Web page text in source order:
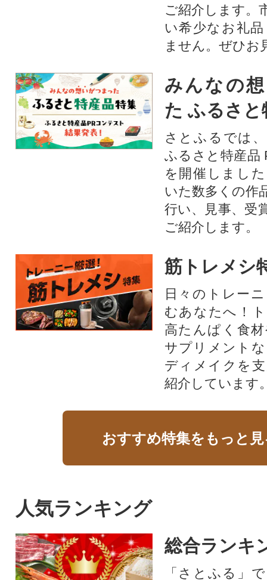
ご紹介します。
い希少なお礼
ません。ぜひお
みんなの
た ふるさと
さとふるでは
ふるさと特産品
を開催しまし
いた数多くの作
行い、見事、受
ご紹介します。
筋トレメシ
日々のトレー
むあなたへ！
高たんぱく食
サプリメント
ディメイクを
紹介しています
おすすめ特集をもっと
人気ランキング
総合ランキ
「さとふる」